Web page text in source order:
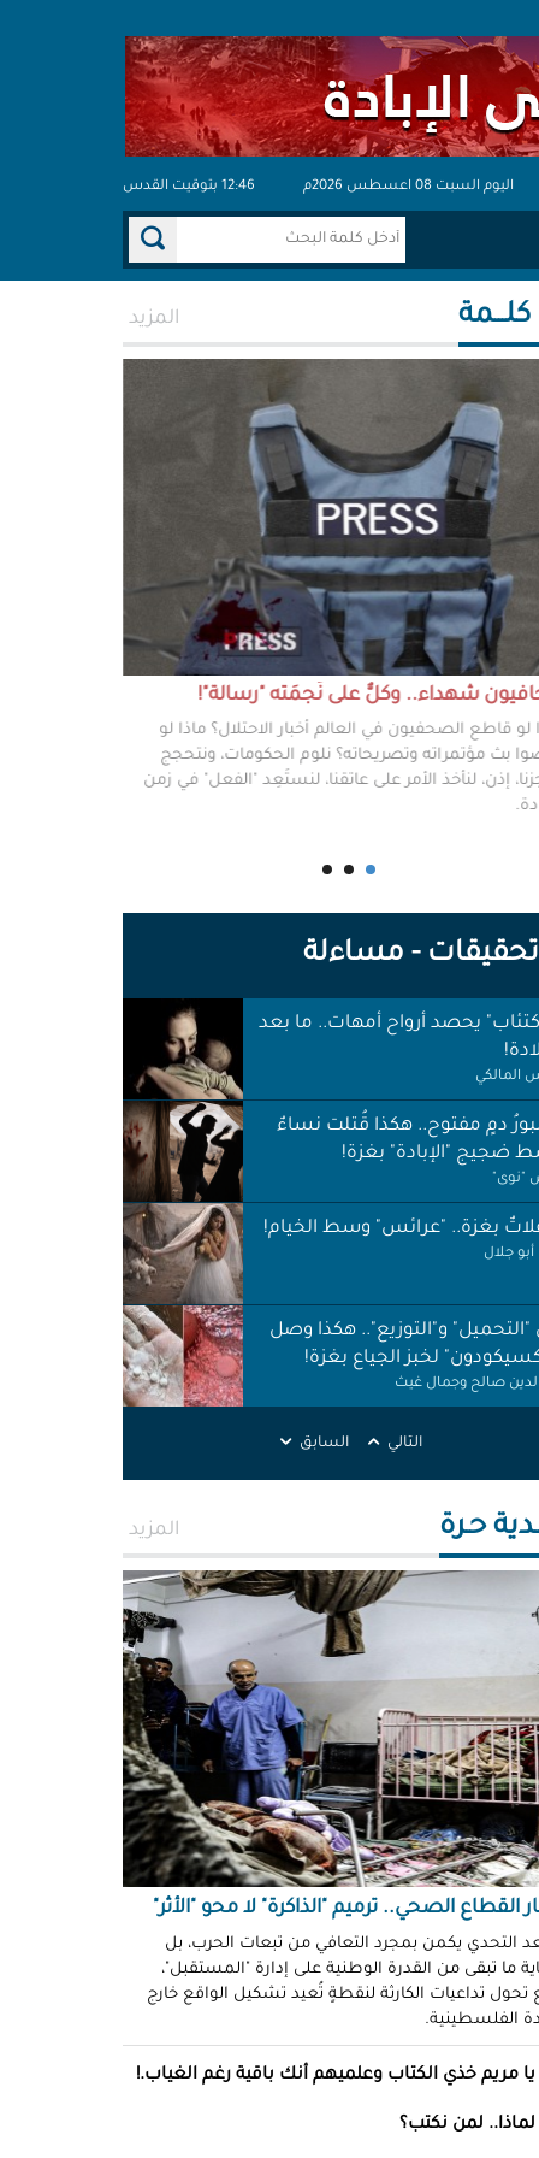
اليوم السبت 08 اعسطس 2026م 12:46 بتوقيت القدس
كلـــمة المزيد
شهداء.. وكلٌّ على نَجمَته "رسالة"!
لو قاطع الصحفيون في العالم أخبار الاحتلال؟ ماذا لو
بث مؤتمراته وتصريحاته؟ نلوم الحكومات، ونتحجج
إذن، لنأخذ الأمر على عاتقنا، لنستَعِد "الفعل" في زمن
تحقيقات - مساءلة
يحصد أرواح أمهات.. ما بعد
المالكي
دمٍ مفتوح.. هكذا قُتلت نساءٌ
ضجيج "الإبادة" بغزة!
"نوى"
بغزة.. "عرائس" وسط الخيام!
جلال
"التحميل" و"التوزيع".. هكذا وصل
لخبز الجياع بغزة!
الدين صالح وجمال غيث
نظافة في الظل.. لا حقوق ولا
غزة قنابل موقوتة.. خَرابٌ نَخَر
والتربة!
الله التركماني ورشا فرحات
وضحكوا".. انتهاكات جنسية
في سجون "إسرائيل"!
طولكرم بين وعود الإغاثة وواقع
سلامة
الشُّهود.. نهجٌ "إسرائيلي"
من العقاب!
توفيق
"الشبح" بغزة.. هويّات تُكشف
مرة!
قاتلة.. مضادات حيوية في قِطع
كريم"!
التالي السابق
حـرة المزيد
القطاع الصحي.. ترميم "الذاكرة" لا محو "الأثر"
التحدي يكمن بمجرد التعافي من تبعات الحرب، بل
ما تبقى من القدرة الوطنية على إدارة "المستقبل"،
تحول تداعيات الكارثة لنقطةٍ تُعيد تشكيل الواقع خارج
الفلسطينية.
يا مريم خذي الكتاب وعلميهم أنك باقية رغم الغياب.!
لماذا.. لمن نكتب؟